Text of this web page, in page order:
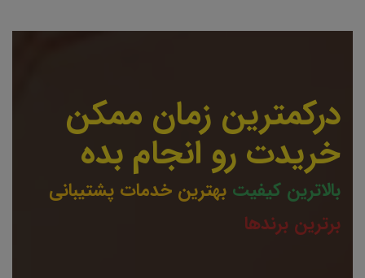
درکمترین زمان ممکن
خریدت رو انجام بده
بالاترین کیفیت بهترین خدمات پشتیبانی
برترین برندها